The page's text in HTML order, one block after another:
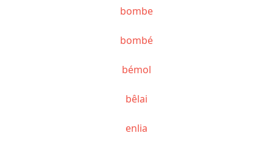
bombe
bombé
bémol
bêlai
enlia